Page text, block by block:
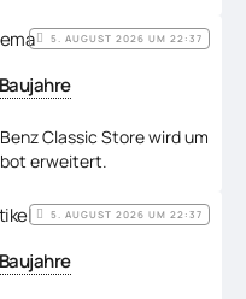
Classic Store wird um
erweitert.
5. AUGUST 2026 UM 22:37
5. AUGUST 2026 UM 22:37